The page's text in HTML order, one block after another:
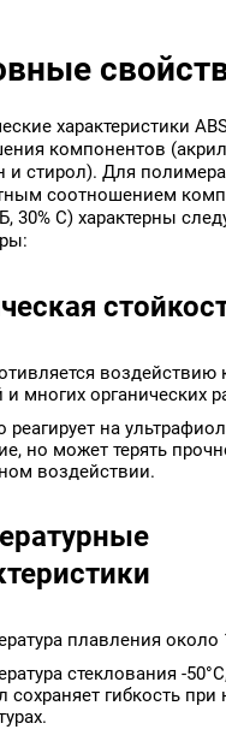
характеристики
компонентов
и стирол). Для
соотношением
30% С) характерны
воздействию
многих органических
реагирует на
но может терять
воздействии.
плавления около
стеклования -
сохраняет гибкость при